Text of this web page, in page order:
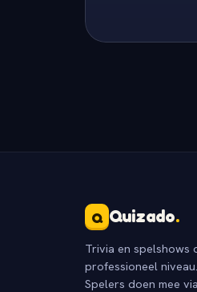
Q Quizado.
Trivia en spelshows
professioneel niveau.
Spelers doen mee via